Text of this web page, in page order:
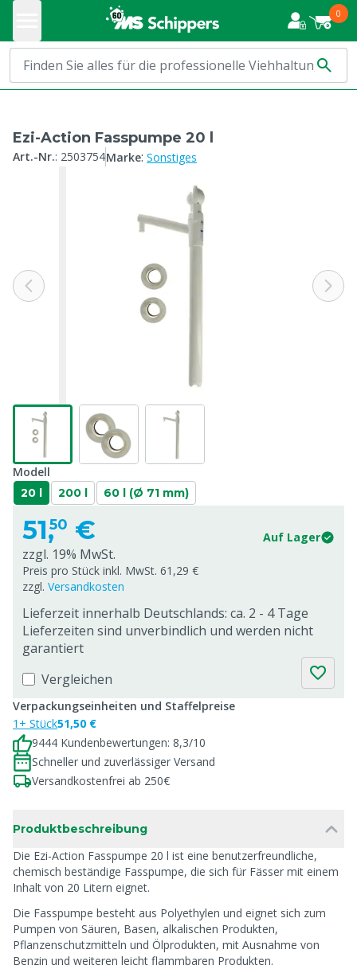
0
Ezi-Action Fasspumpe 20 l
Art.-Nr.: 2503754Marke: Sonstiges
Modell
20 l 200 l 60 l (Ø 71 mm)
51,50 € Auf Lager
zzgl. 19% MwSt.
Preis pro Stück inkl. MwSt. 61,29 €
zzgl. Versandkosten
Lieferzeit innerhalb Deutschlands: ca. 2 - 4 Tage
Lieferzeiten sind unverbindlich und werden nicht
garantiert
Vergleichen
Verpackungseinheiten und Staffelpreise
1+ Stück51,50 €
9444 Kundenbewertungen: 8,3/10
Schneller und zuverlässiger Versand
Versandkostenfrei ab 250€
Produktbeschreibung
Die Ezi-Action Fasspumpe 20 l ist eine benutzerfreundliche,
chemisch beständige Fasspumpe, die sich für Fässer mit einem
Inhalt von 20 Litern eignet.
Die Fasspumpe besteht aus Polyethylen und eignet sich zum
Pumpen von Säuren, Basen, alkalischen Produkten,
Pflanzenschutzmitteln und Ölprodukten, mit Ausnahme von
Benzin und weiteren leicht flammbaren Produkten.